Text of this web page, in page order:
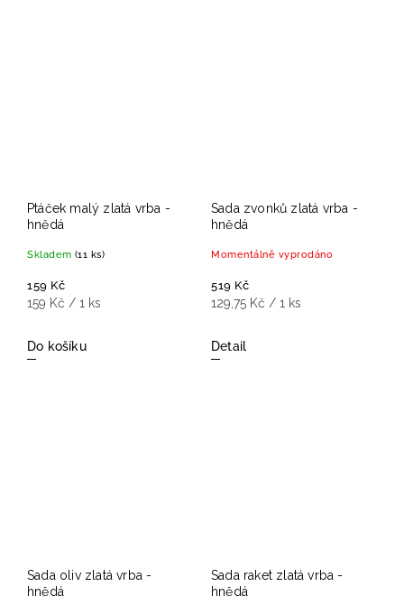
Ptáček malý zlatá vrba -
hnědá
Skladem (11 ks)
159 Kč
159 Kč / 1 ks
Do košíku
Sada zvonků zlatá vrba -
hnědá
Momentálně vyprodáno
519 Kč
129,75 Kč / 1 ks
Detail
Sada oliv zlatá vrba -
hnědá
Sada raket zlatá vrba -
hnědá